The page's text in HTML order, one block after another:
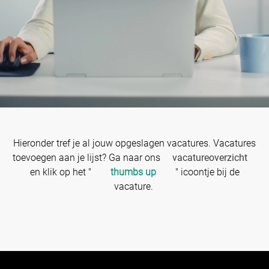
Hieronder tref je al jouw opgeslagen vacatures. Vacatures
toevoegen aan je lijst? Ga naar ons
vacatureoverzicht
en klik op het "
thumbs up
" icoontje bij de
vacature.